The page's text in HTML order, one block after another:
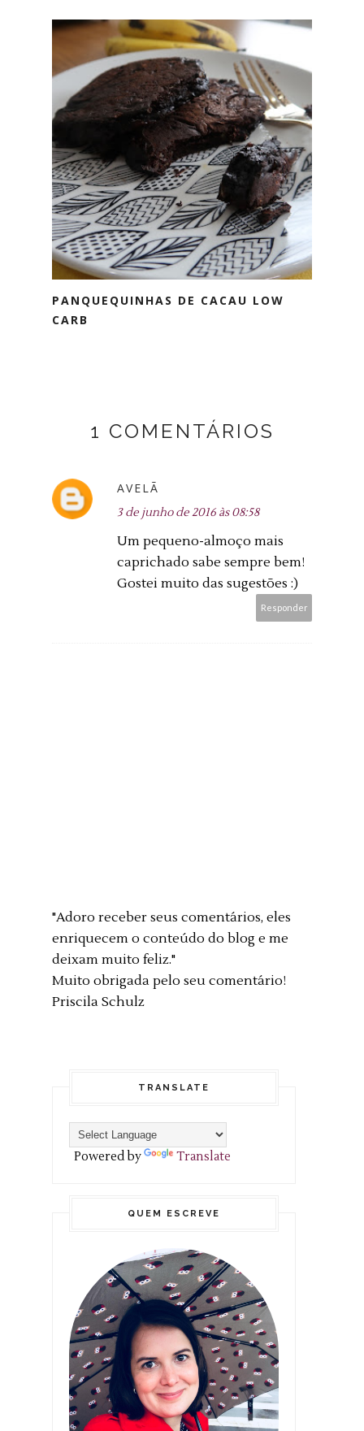
PANQUEQUINHAS DE CACAU LOW
CARB
1 COMENTÁRIOS
AVELÃ
3 de junho de 2016 às 08:58
Um pequeno-almoço mais
caprichado sabe sempre bem!
Gostei muito das sugestões :)
Responder
"Adoro receber seus comentários, eles
enriquecem o conteúdo do blog e me
deixam muito feliz."
Muito obrigada pelo seu comentário!
Priscila Schulz
TRANSLATE
Powered by Translate
QUEM ESCREVE